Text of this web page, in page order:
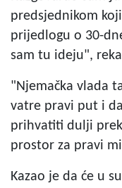
predsjednikom
prijedlogu o 30-
sam tu ideju",
"Njemačka vlada
vatre pravi put i
prihvatiti dulji
prostor za pravi
Kazao je da će u